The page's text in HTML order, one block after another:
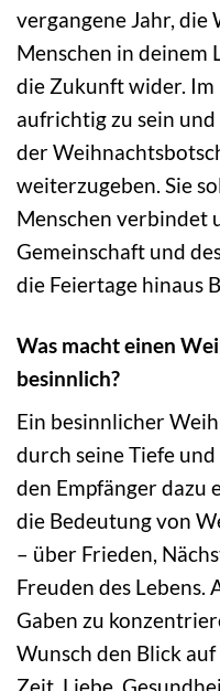
vergangene Jahr,
Menschen in deinem
die Zukunft wider. Im
aufrichtig zu sein
der
weiterzugeben. Sie
Menschen verbindet
Gemeinschaft und
die Feiertage hinaus
Was macht einen
besinnlich?
Ein besinnlicher
durch seine Tiefe
den Empfänger dazu
die Bedeutung von
– über Frieden,
Freuden des
Gaben zu
Wunsch den Blick